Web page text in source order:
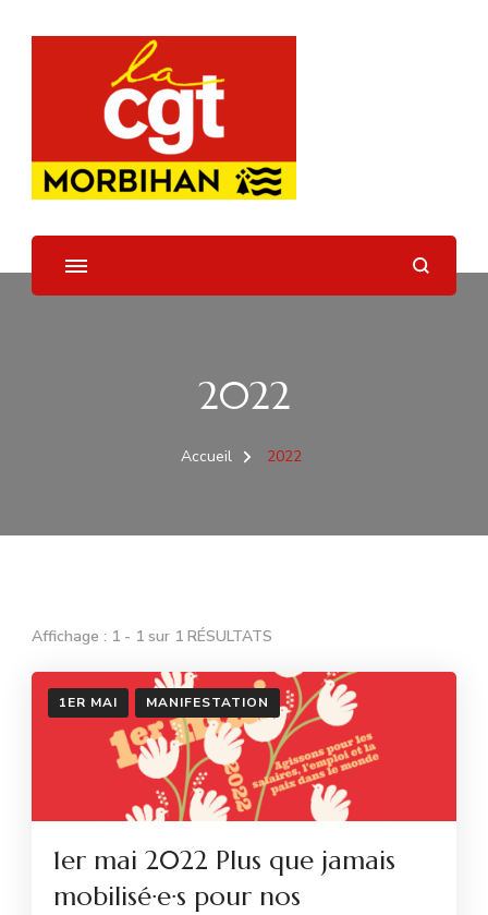
UD CGT 56
2022
Accueil 2022
Affichage : 1 - 1 sur 1 RÉSULTATS
1ER MAI MANIFESTATION
1er mai 2022 Plus que jamais
mobilisé·e·s pour nos